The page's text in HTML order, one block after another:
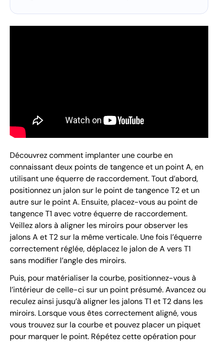
Découvrez comment implanter une courbe en
connaissant deux points de tangence et un point A, en
utilisant une équerre de raccordement. Tout d’abord,
positionnez un jalon sur le point de tangence T2 et un
autre sur le point A. Ensuite, placez-vous au point de
tangence T1 avec votre équerre de raccordement.
Veillez alors à aligner les miroirs pour observer les
jalons A et T2 sur la même verticale. Une fois l’équerre
correctement réglée, déplacez le jalon de A vers T1
sans modifier l’angle des miroirs.
Puis, pour matérialiser la courbe, positionnez-vous à
l’intérieur de celle-ci sur un point présumé. Avancez ou
reculez ainsi jusqu’à aligner les jalons T1 et T2 dans les
miroirs. Lorsque vous êtes correctement aligné, vous
vous trouvez sur la courbe et pouvez placer un piquet
pour marquer le point. Répétez cette opération pour